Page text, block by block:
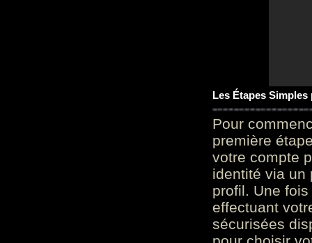
Les Étapes
Pour
première
votre compte
identité via un
profil. Une
effectuant
sécurisées